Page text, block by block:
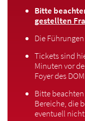
Bitte
gestellten
Die
Tickets sind
Minuten vor
Foyer des
Bitte
Bereiche, die
eventuell